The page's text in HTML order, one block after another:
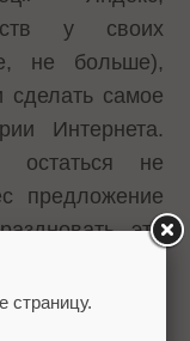
у своих
не больше),
сделать самое
Интернета.
не
предложение
это
страницу.